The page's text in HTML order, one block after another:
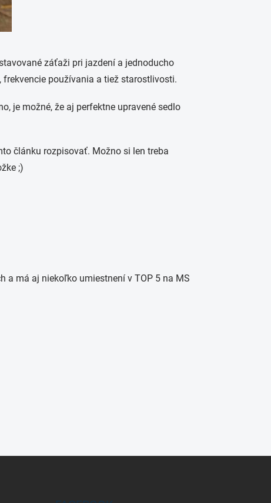
záťaži pri jazdení a jednoducho
používania a tiež starostlivosti.
je možné, že aj perfektne upravené sedlo
článku rozpisovať. Možno si len treba
;)
a má aj niekoľko umiestnení v TOP 5 na MS